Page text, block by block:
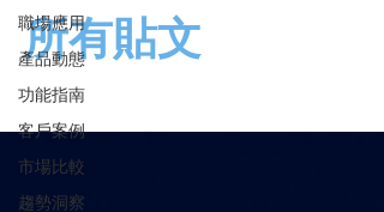
職場應用
產品動態
功能指南
客戶案例
市場比較
趨勢洞察
所有貼文